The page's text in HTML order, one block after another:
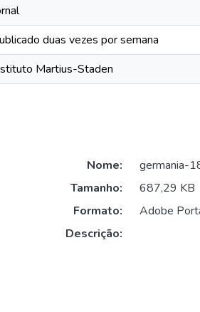
duas vezes por semana
Martius-Staden
Nome:
germania-
Tamanho:
687,29 KB
Formato:
Adobe
Descrição: